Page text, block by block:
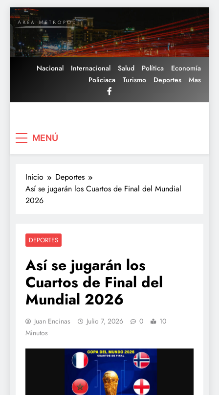
Saltar
al
contenido
Nacional Internacional Salud Política
Economía
Policiaca
Turismo Deportes Mas
MENÚ
Inicio
Deportes
Así se jugarán los Cuartos de Final del Mundial
2026
DEPORTES
Así se jugarán los
Cuartos de Final del
Mundial 2026
Juan Encinas Julio 7, 2026 0
10
Minutos